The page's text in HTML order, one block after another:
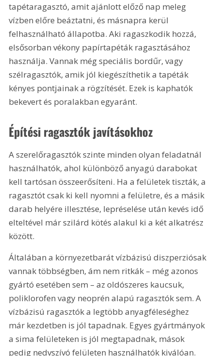
tapétaragasztó, amit ajánlott előző nap meleg
vízben előre beáztatni, és másnapra kerül
felhasználható állapotba. Aki ragaszkodik hozzá,
elsősorban vékony papírtapéták ragasztásához
használja. Vannak még speciális bordűr, vagy
szélragasztók, amik jól kiegészíthetik a tapéták
kényes pontjainak a rögzítését. Ezek is kaphatók
bekevert és poralakban egyaránt.
Építési ragasztók javításokhoz
A szerelőragasztók szinte minden olyan feladatnál
használhatók, ahol különböző anyagú darabokat
kell tartósan összeerősíteni. Ha a felületek tiszták, a
ragasztót csak ki kell nyomni a felületre, és a másik
darab helyére illesztése, lepréselése után kevés idő
elteltével már szilárd kötés alakul ki a két alkatrész
között.
Általában a környezetbarát vízbázisú diszperziósak
vannak többségben, ám nem ritkák – még azonos
gyártó esetében sem – az oldószeres kaucsuk,
poliklorofen vagy neoprén alapú ragasztók sem. A
vízbázisú ragasztók a legtöbb anyagféleséghez
már kezdetben is jól tapadnak. Egyes gyártmányok
a sima felületeken is jól megtapadnak, mások
pedig nedvszívó felületen használhatók kiválóan.